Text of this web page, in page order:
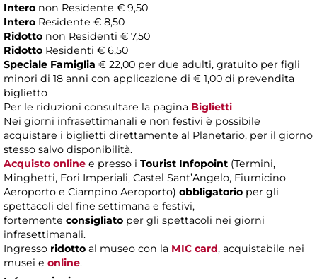
Intero non Residente € 9,50
Intero Residente € 8,50
Ridotto non Residenti € 7,50
Ridotto Residenti € 6,50
Speciale Famiglia € 22,00 per due adulti, gratuito per figli
minori di 18 anni con applicazione di € 1,00 di prevendita
biglietto
Per le riduzioni consultare la pagina Biglietti
Nei giorni infrasettimanali e non festivi è possibile
acquistare i biglietti direttamente al Planetario, per il giorno
stesso salvo disponibilità.
Acquisto online e presso i Tourist Infopoint (Termini,
Minghetti, Fori Imperiali, Castel Sant’Angelo, Fiumicino
Aeroporto e Ciampino Aeroporto) obbligatorio per gli
spettacoli del fine settimana e festivi,
fortemente consigliato per gli spettacoli nei giorni
infrasettimanali.
Ingresso ridotto al museo con la MIC card, acquistabile nei
musei e online.